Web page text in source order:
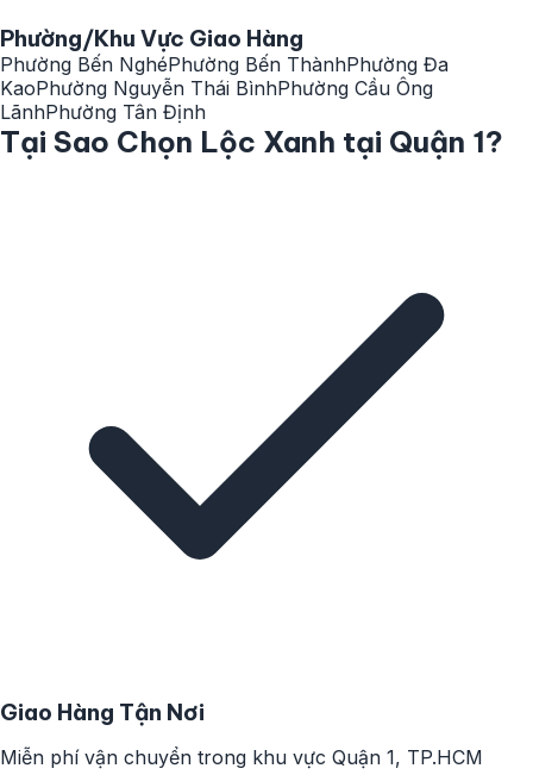
Phường/Khu Vực Giao Hàng
Phường Bến NghéPhường Bến ThànhPhường Đa
KaoPhường Nguyễn Thái BìnhPhường Cầu Ông
LãnhPhường Tân Định
Tại Sao Chọn Lộc Xanh tại Quận 1?
Giao Hàng Tận Nơi
Miễn phí vận chuyển trong khu vực Quận 1, TP.HCM